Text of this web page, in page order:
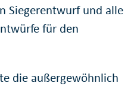
Siegerentwurf und alle
für den
die außergewöhnlich